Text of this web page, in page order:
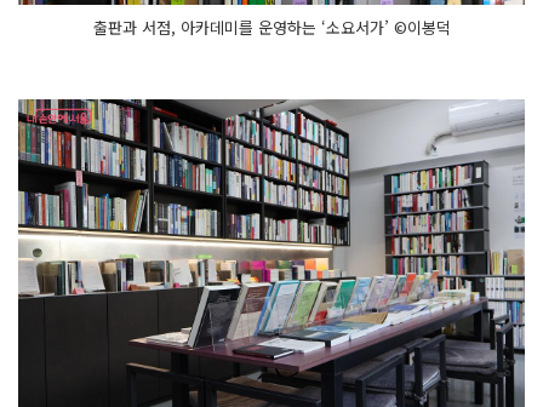
출판과 서점, 아카데미를 운영하는 ‘소요서가’ ©이봉덕